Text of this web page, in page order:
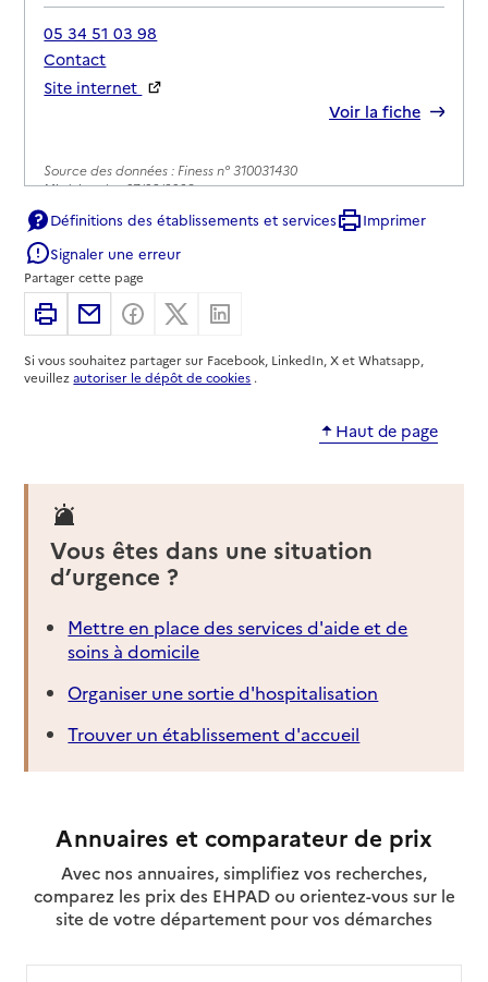
05 34 51 03 98
Contact
Site internet
Voir la fiche
Source des données : Finess n° 310031430
Mis à jour le : 07/08/2026
Service autonomie à domicile (aide)
Services du CCAS
Adresse
1 avenue de Francazal
31270-Cugnaux
05 62 87 30 15
Mis à jour le : 07/08/2026
Service autonomie à domicile (aide)
Adresse
26 avenue de Toulouse
31270
Cugnaux
05 82 74 24 88
Source des données : Finess n° 310028352
Mis à jour le : 07/08/2026
Définitions des établissements et services
Imprimer
Signaler une erreur
Partager cette page
ImprimerPartager par email
Partager sur Facebook
Partager sur X
Si vous souhaitez partager sur Facebook, LinkedIn, X et Whatsapp,
veuillezautoriser le dépôt de cookies .
Haut de page
Vous êtes dans une situation
d’urgence ?
Mettre en place des services d'aide et de
soins à domicile
Organiser une sortie d'hospitalisation
Trouver un établissement d'accueil
Annuaires et comparateur de prix
Avec nos annuaires, simplifiez vos recherches,
comparez les prix des EHPAD ou orientez-vous sur le
site de votre département pour vos démarches